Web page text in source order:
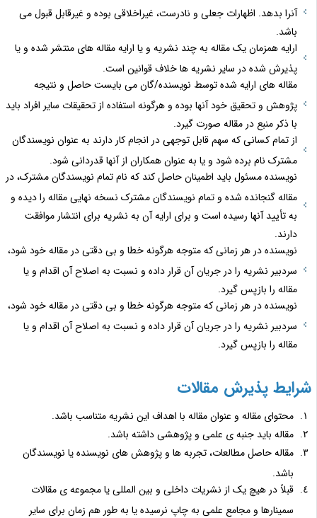
آنرا بدهد. اظهارات جعلی و نادرست، غیراخلاقی بوده و غیرقابل قبول می
باشد.
ارایه همزمان یک مقاله به چند نشریه و یا ارایه مقاله های منتشر شده و یا
پذیرش شده در سایر نشریه ها خلاف قوانین است.
مقاله های ارایه شده توسط نویسنده/گان می بایست حاصل و نتیجه
پژوهش و تحقیق خود آنها بوده و هرگونه استفاده از تحقیقات سایر افراد باید
با ذکر منبع در مقاله صورت گیرد.
از تمام کسانی که سهم قابل توجهی در انجام کار دارند به عنوان نویسندگان
مشترک نام برده شود و یا به عنوان همکاران از آنها قدردانی شود.
نویسنده مسئول باید اطمینان حاصل کند که نام تمام نویسندگان مشترک، در
مقاله گنجانده شده و تمام نویسندگان مشترک نسخه نهایی مقاله را دیده و
به تأیید آنها رسیده است و برای ارایه آن به نشریه برای انتشار موافقت
دارند.
نویسنده در هر زمانی که متوجه هرگونه خطا و بی دقتی در مقاله خود شود،
سردبیر نشریه را در جریان آن قرار داده و نسبت به اصلاح آن اقدام و یا
مقاله را بازپس گیرد.
نویسنده در هر زمانی که متوجه هرگونه خطا و بی دقتی در مقاله خود شود،
سردبیر نشریه را در جریان آن قرار داده و نسبت به اصلاح آن اقدام و یا
مقاله را بازپس گیرد.
پذیرش مقالات
محتوای مقاله و عنوان مقاله با اهداف این نشریه متناسب باشد.
مقاله باید جنبه ی علمی و پژوهشی داشته باشد.
مقاله حاصل مطالعات، تجربه ها و پژوهش های نویسنده یا نویسندگان
باشد.
قبلاً در هیچ یک از نشریات داخلی و بین المللی یا مجموعه ی مقالات
سمینارها و مجامع علمی به چاپ نرسیده یا به طور هم زمان برای سایر